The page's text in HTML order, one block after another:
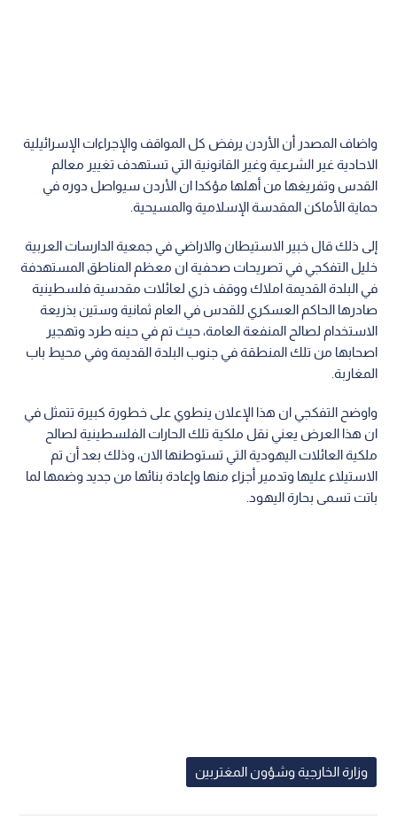
واضاف المصدر أن الأردن يرفض كل المواقف والإجراءات الإسرائيلية
الاحادية غير الشرعية وغير القانونية التي تستهدف تغيير معالم
القدس وتفريغها من أهلها مؤكدا ان الأردن سيواصل دوره في
حماية الأماكن المقدسة الإسلامية والمسيحية.
إلى ذلك قال خبير الاستيطان والاراضي في جمعية الدارسات العربية
خليل التفكجي في تصريحات صحفية ان معظم المناطق المستهدفة
في البلدة القديمة املاك ووقف ذري لعائلات مقدسية فلسطينية
صادرها الحاكم العسكري للقدس في العام ثمانية وستين بذريعة
الاستخدام لصالح المنفعة العامة، حيث تم في حينه طرد وتهجير
اصحابها من تلك المنطقة في جنوب البلدة القديمة وفي محيط باب
المغاربة.
واوضح التفكجي ان هذا الإعلان ينطوي على خطورة كبيرة تتمثل في
ان هذا العرض يعني نقل ملكية تلك الحارات الفلسطينية لصالح
ملكية العائلات اليهودية التي تستوطنها الان، وذلك بعد أن تم
الاستيلاء عليها وتدمير أجزاء منها وإعادة بنائها من جديد وضمها لما
باتت تسمى بحارة اليهود.
وزارة الخارجية وشؤون المغتربين